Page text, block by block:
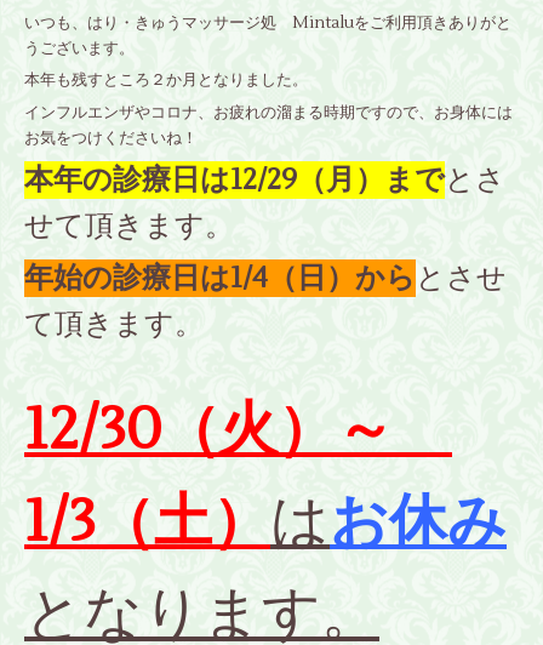
いつも、はり・きゅうマッサージ処 Mintaluをご利用頂きありがと
うございます。
本年も残すところ２か月となりました。
インフルエンザやコロナ、お疲れの溜まる時期ですので、お身体には
お気をつけくださいね！
本年の診療日は12/29（月）までとさ
せて頂きます。
年始の診療日は1/4（日）から とさせ
て頂きます。
12/30（火）～
1/3（土） はお休み
となります。